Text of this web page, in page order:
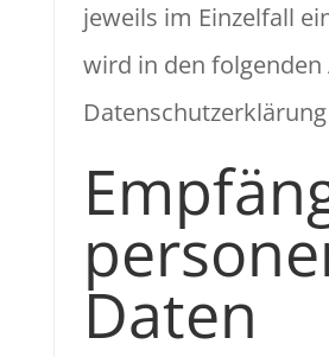
jeweils im Einzelfall
wird in den folgenden
Daten